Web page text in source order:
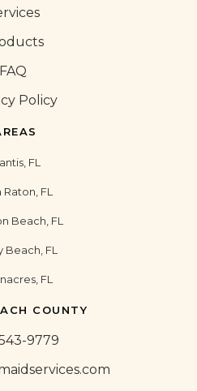
FAQ
Policy
FL
Raton, FL
Beach, FL
Beach, FL
FL
COUNTY
9779